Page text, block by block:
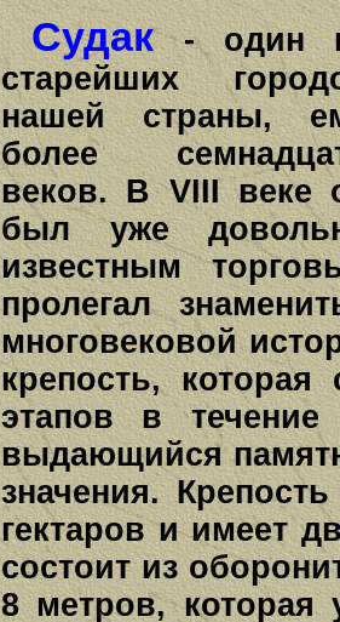
Судак- один
старейших
нашей страны,
более
веков. В VIII веке
был уже
известным
пролегал
многовековой
крепость, которая
этапов в
выдающийся
значения.
гектаров и имеет
состоит из
8 метров, которая